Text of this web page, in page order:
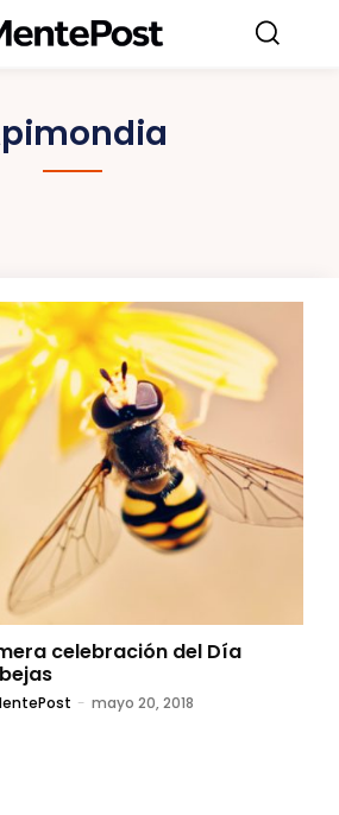
celebración del Día
- mayo 20, 2018